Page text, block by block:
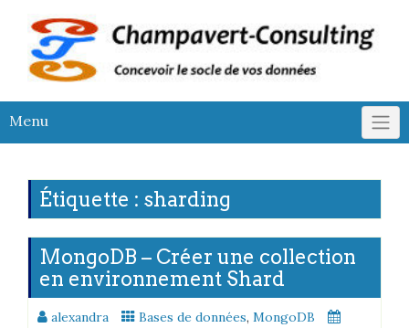
content
Menu
Étiquette : sharding
MongoDB – Créer une collection
en environnement Shard
alexandra Bases de données, MongoDB